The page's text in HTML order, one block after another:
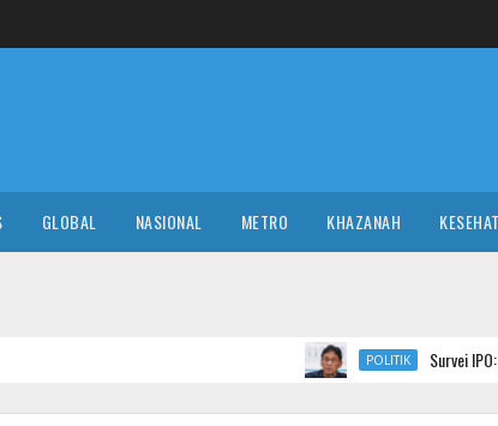
GLOBAL NASIONAL METRO KHAZANAH
Survei IPO: Menkeu